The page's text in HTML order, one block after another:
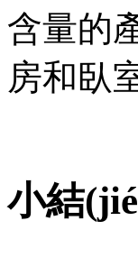
含量的產
房和臥室
小結